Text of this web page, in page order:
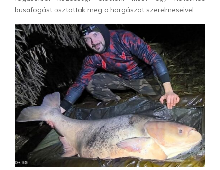
busafogást osztottak meg a horgászat szerelmeseivel.